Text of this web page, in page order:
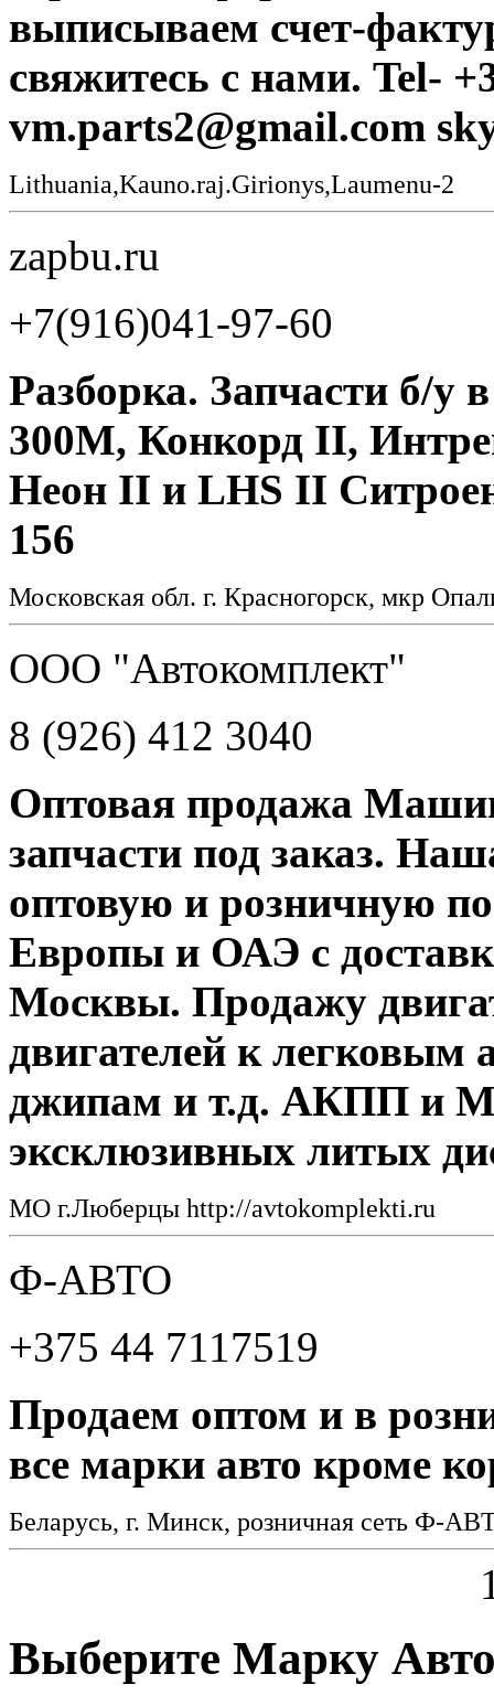
выписываем счет-
свяжитесь с нами. Tel-
vm.parts2@gmail.com
Lithuania,Kauno.raj.Girionys,Laumenu-2
zapbu.ru
+7(916)041-97-60
Разборка. Запчасти б/у
300М, Конкорд II,
Неон II и LHS II
156
Московская обл. г. Красногорск, мкр
ООО "Автокомплект"
8 (926) 412 3040
Оптовая продажа
запчасти под заказ.
оптовую и розничную
Европы и ОАЭ с
Москвы. Продажу
двигателей к легковым
джипам и т.д. АКПП и
эксклюзивных литых
МО г.Люберцы http://avtokomplekti.ru
Ф-АВТО
+375 44 7117519
Продаем оптом и в
все марки авто кроме
Беларусь, г. Минск, розничная сеть Ф-
Выберите Марку